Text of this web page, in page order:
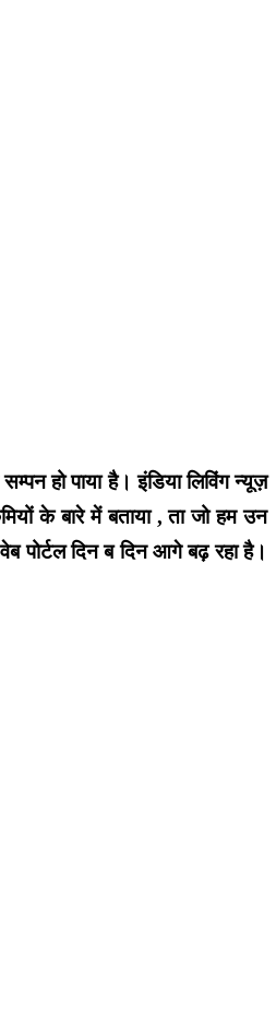
हो पाया है। इंडिया लिविंग न्यूज़
के बारे में बताया , ता जो हम उन
दिन ब दिन आगे बढ़ रहा है।